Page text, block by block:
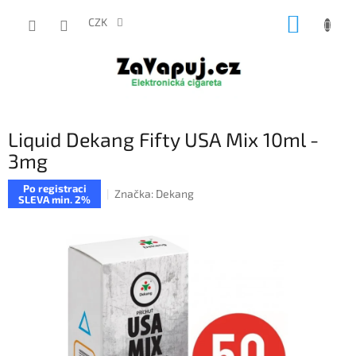
CZK
Liquid Dekang Fifty USA Mix 10ml -
3mg
Po registraci
SLEVA min. 2%
Značka: Dekang